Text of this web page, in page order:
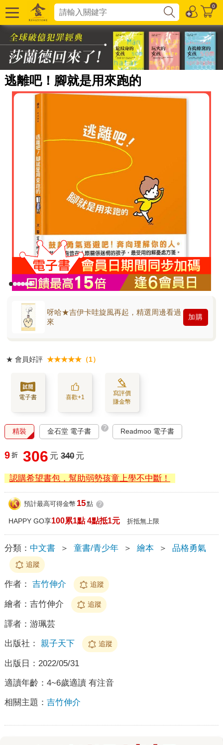
0
逃離吧！腳就是用來跑的
呀哈★吉伊卡哇旋風再起，精選周邊看過
來
加購
★ 會員好評 ★★★★★（1）
電子書 喜歡+1
寫評價
賺金幣
精裝 金石堂 電子書 ? Readmoo 電子書
9 折 306 元 340 元
認購希望書包，幫助弱勢孩童上學不中斷！
預計最高可得金幣 15點 ?
HAPPY GO享100累1點 4點抵1元 折抵無上限
分類： 中文書 ＞ 童書/青少年 ＞ 繪本 ＞ 品格勇氣
追蹤
作者： 吉竹伸介 追蹤
繪者： 吉竹伸介 追蹤
譯者： 游珮芸
出版社： 親子天下 追蹤
出版日： 2022/05/31
適讀年齡： 4~6歲適讀 有注音
相關主題： 吉竹伸介